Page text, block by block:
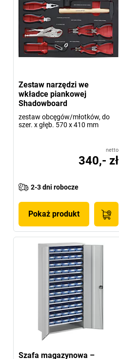
Zestaw narzędzi we
wkładce piankowej
Shadowboard
zestaw obcęgów/młotków, do
szer. x głęb. 570 x 410 mm
netto
340,- zł
2-3 dni robocze
Pokaż produkt
Szafa magazynowa –